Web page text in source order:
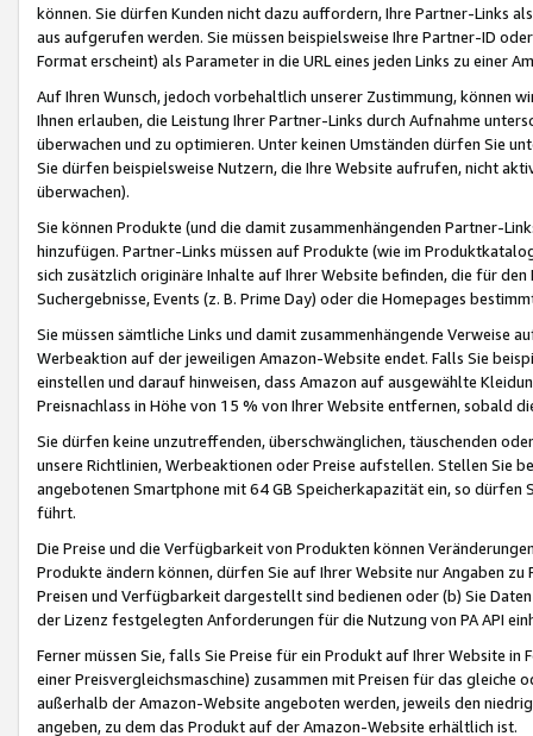
können. Sie dürfen Kunden nicht dazu auffordern, Ihre Partner-Links
aus aufgerufen werden. Sie müssen beispielsweise Ihre Partner-ID
Format erscheint) als Parameter in die URL eines jeden Links zu einer
Auf Ihren Wunsch, jedoch vorbehaltlich unserer Zustimmung, können
Ihnen erlauben, die Leistung Ihrer Partner-Links durch Aufnahme
überwachen und zu optimieren. Unter keinen Umständen dürfen Sie
Sie dürfen beispielsweise Nutzern, die Ihre Website aufrufen, nicht
überwachen).
Sie können Produkte (und die damit zusammenhängenden Partner-
hinzufügen. Partner-Links müssen auf Produkte (wie im
sich zusätzlich originäre Inhalte auf Ihrer Website befinden, die für
Suchergebnisse, Events (z. B. Prime Day) oder die Homepages
Sie müssen sämtliche Links und damit zusammenhängende
Werbeaktion auf der jeweiligen Amazon-Website endet. Falls Sie
einstellen und darauf hinweisen, dass Amazon auf ausgewählte
Preisnachlass in Höhe von 15 % von Ihrer Website entfernen, sobald
Sie dürfen keine unzutreffenden, überschwänglichen, täuschenden
unsere Richtlinien, Werbeaktionen oder Preise aufstellen. Stellen Sie
angebotenen Smartphone mit 64 GB Speicherkapazität ein, so dürfen
führt.
Die Preise und die Verfügbarkeit von Produkten können
Produkte ändern können, dürfen Sie auf Ihrer Website nur Angaben
Preisen und Verfügbarkeit dargestellt sind bedienen oder (b) Sie
der Lizenz festgelegten Anforderungen für die Nutzung von PA API
Ferner müssen Sie, falls Sie Preise für ein Produkt auf Ihrer Website
einer Preisvergleichsmaschine) zusammen mit Preisen für das
außerhalb der Amazon-Website angeboten werden, jeweils den
angeben, zu dem das Produkt auf der Amazon-Website erhältlich ist.